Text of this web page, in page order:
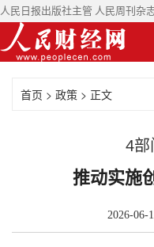
人民日报出版社主管 人民周刊杂
首页 > 政策 > 正文
4部
推动实施
2026-06-